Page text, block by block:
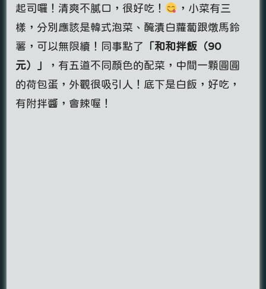
起司囉！清爽不膩口，很好吃！
，小菜有三
樣，分別應該是韓式泡菜、醃漬白蘿蔔跟燉馬鈴
薯，可以無限續！同事點了
「和和拌飯（90
元）
」
，有五道不同顏色的配菜，中間一顆圓圓
的荷包蛋，外觀很吸引人！底下是白飯，好吃，
有附拌醬，會辣喔！